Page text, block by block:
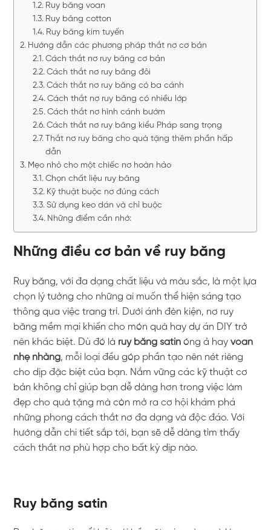
Ruy băng voan
Ruy băng cotton
Ruy băng kim tuyến
Hướng dẫn các phương pháp thắt nơ cơ bản
Cách thắt nơ ruy băng cơ bản
Cách thắt nơ ruy băng đôi
Cách thắt nơ ruy băng có ba cánh
Cách thắt nơ ruy băng có nhiều lớp
Cách thắt nơ hình cánh bướm
Cách thắt nơ ruy băng kiểu Pháp sang trọng
Thắt nơ ruy băng cho quà tặng thêm phần hấp
dẫn
Mẹo nhỏ cho một chiếc nơ hoàn hảo
Chọn chất liệu ruy băng
Kỹ thuật buộc nơ đúng cách
Sử dụng keo dán và chỉ buộc
Những điểm cần nhớ:
Những điều cơ bản về ruy băng
Ruy băng, với đa dạng chất liệu và màu sắc, là một lựa
chọn lý tưởng cho những ai muốn thể hiện sáng tạo
thông qua việc trang trí. Dưới ánh đèn kiện, nơ ruy
băng mềm mại khiến cho món quà hay dự án DIY trở
nên khác biệt. Dù đó là ruy băng satin óng ả hayvoan
nhẹ nhàng, mỗi loại đều góp phần tạo nên nét riêng
cho dịp đặc biệt của bạn. Nắm vững các kỹ thuật cơ
bản không chỉ giúp bạn dễ dàng hơn trong việc làm
đẹp cho quà tặng mà còn mở ra cơ hội khám phá
những phong cách thắt nơ đa dạng và độc đáo. Với
hướng dẫn chi tiết sắp tới, bạn sẽ dễ dàng tìm thấy
cách thắt nơ phù hợp cho bất kỳ dịp nào.
Ruy băng satin